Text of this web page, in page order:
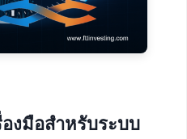
องมือสำหรับระบบ